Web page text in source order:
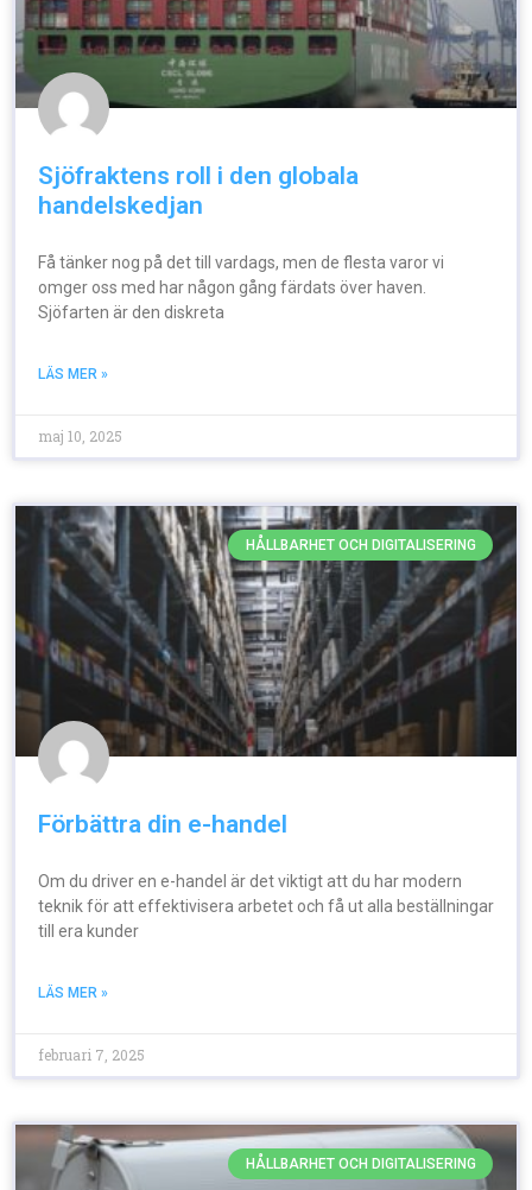
Sjöfraktens roll i den globala
handelskedjan
Få tänker nog på det till vardags, men de flesta varor vi
omger oss med har någon gång färdats över haven.
Sjöfarten är den diskreta
LÄS MER »
maj 10, 2025
HÅLLBARHET OCH DIGITALISERING
Förbättra din e-handel
Om du driver en e-handel är det viktigt att du har modern
teknik för att effektivisera arbetet och få ut alla beställningar
till era kunder
LÄS MER »
februari 7, 2025
HÅLLBARHET OCH DIGITALISERING